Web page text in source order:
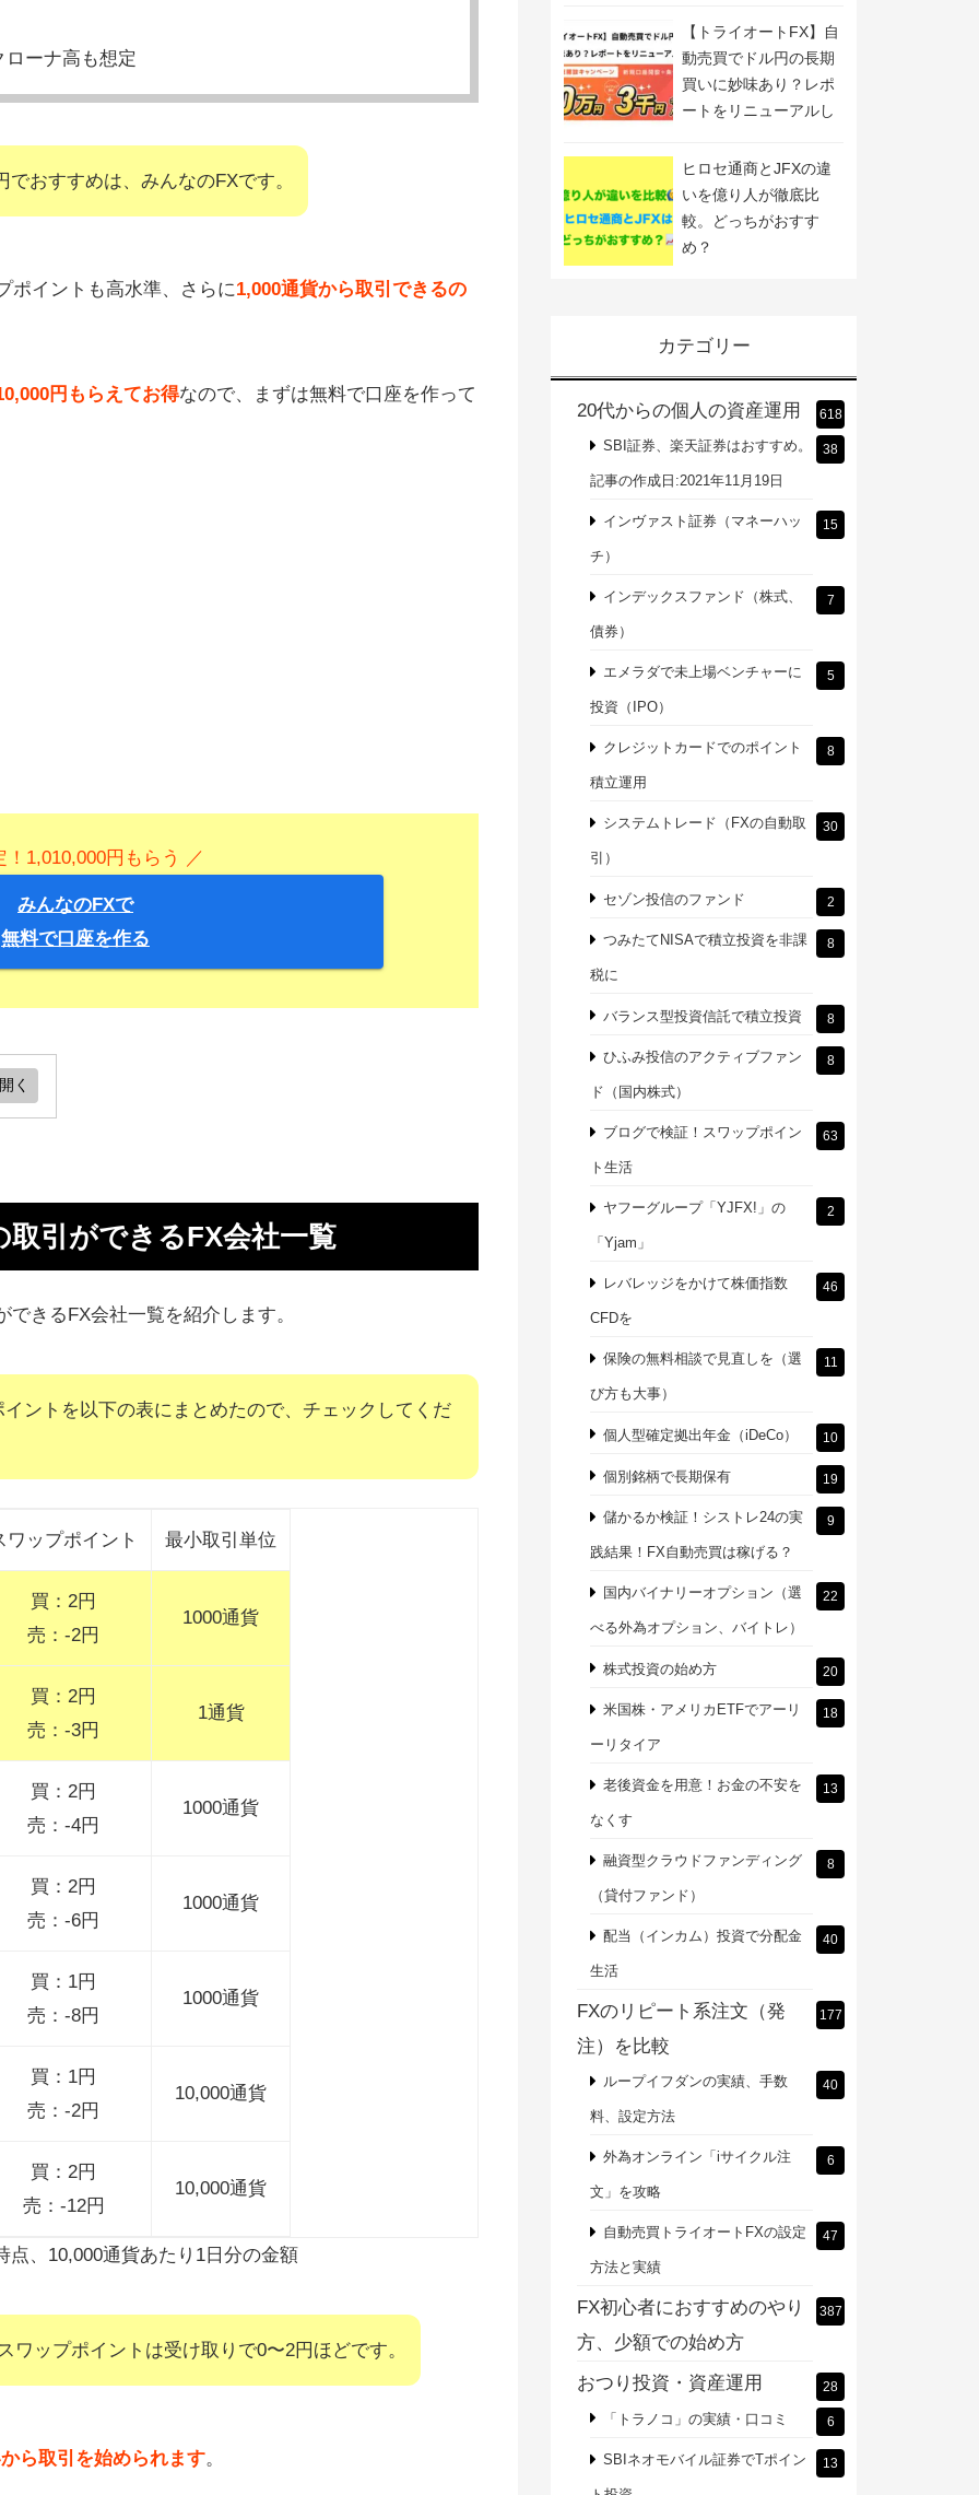
ーナ高も想定
おすすめは、みんなのFXです。
ポイントも高水準、さらに1,000通貨から取引できるの
円もらえてお得なので、まずは無料で口座を作って
！1,010,000円もらう ／
みんなのFXで
無料で口座を作る
引ができるFX会社一覧
きるFX会社一覧を紹介します。
ントを以下の表にまとめたので、チェックしてくだ
ワップポイント 最小取引単位
買：2円
売：-2円
1000通貨
買：2円
売：-3円
1通貨
買：2円
売：-4円
1000通貨
買：2円
売：-6円
1000通貨
買：1円
売：-8円
1000通貨
買：1円
売：-2円
10,000通貨
買：2円
売：-12円
10,000通貨
、10,000通貨あたり1日分の金額
ワップポイントは受け取りで0〜2円ほどです。
ら取引を始められます。
催！
【トライオートFX】自
動売買でドル円の長期
買いに妙味あり？レポ
ートをリニューアルし
ヒロセ通商とJFXの違
いを億り人が徹底比
較。どっちがおすす
め？
カテゴリー
20代からの個人の資産運用 618
SBI証券、楽天証券はおすすめ。
記事の作成日:2021年11月19日
38
インヴァスト証券（マネーハッ
チ）
15
インデックスファンド（株式、
債券）
7
エメラダで未上場ベンチャーに
投資（IPO）
5
クレジットカードでのポイント
積立運用
8
システムトレード（FXの自動取
引）
30
セゾン投信のファンド 2
つみたてNISAで積立投資を非課
税に
8
バランス型投資信託で積立投資 8
ひふみ投信のアクティブファン
ド（国内株式）
8
ブログで検証！スワップポイン
ト生活
63
ヤフーグループ「YJFX!」の
「Yjam」
2
レバレッジをかけて株価指数
CFDを
46
保険の無料相談で見直しを（選
び方も大事）
11
個人型確定拠出年金（iDeCo） 10
個別銘柄で長期保有 19
儲かるか検証！シストレ24の実
践結果！FX自動売買は稼げる？
9
国内バイナリーオプション（選
べる外為オプション、バイトレ）
22
株式投資の始め方 20
米国株・アメリカETFでアーリ
ーリタイア
18
老後資金を用意！お金の不安を
なくす
13
融資型クラウドファンディング
（貸付ファンド）
8
配当（インカム）投資で分配金
生活
40
FXのリピート系注文（発
注）を比較
177
ループイフダンの実績、手数
料、設定方法
40
外為オンライン「iサイクル注
文」を攻略
6
自動売買トライオートFXの設定
方法と実績
47
FX初心者におすすめのやり
方、少額での始め方
387
おつり投資・資産運用 28
「トラノコ」の実績・口コミ 6
SBIネオモバイル証券でTポイン 13